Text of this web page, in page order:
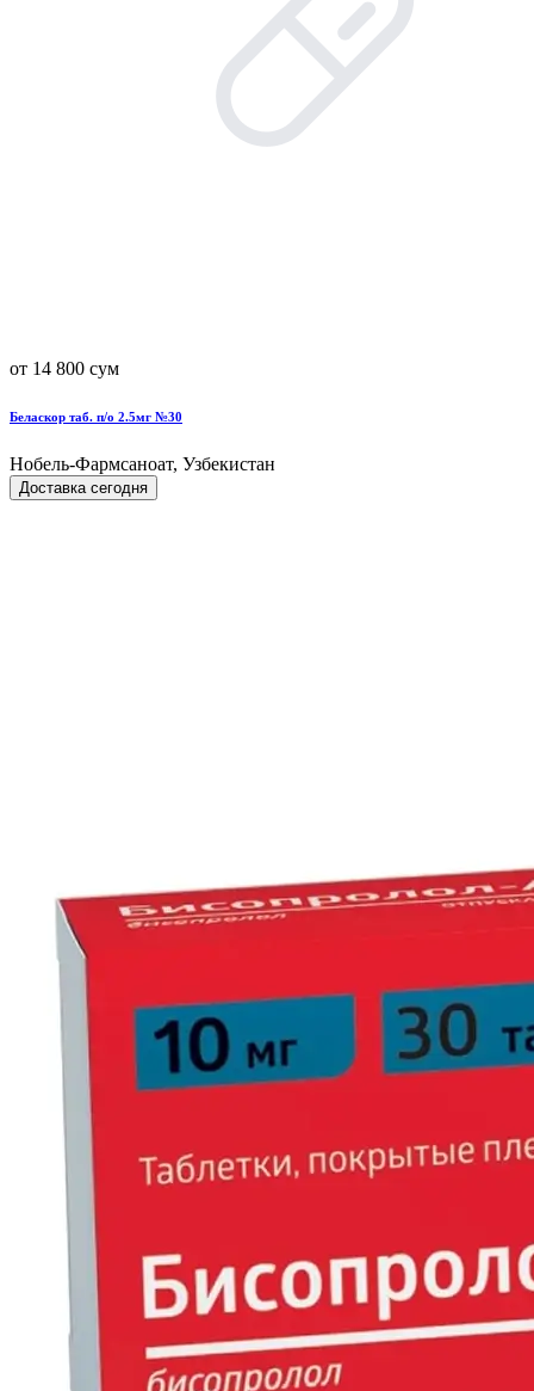
от 14 800 сум
Беласкор таб. п/о 2.5мг №30
Нобель-Фармсаноат, Узбекистан
Доставка сегодня